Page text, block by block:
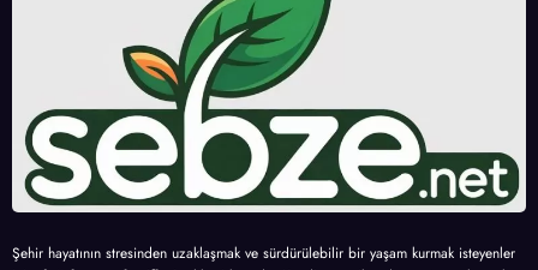
Şehir hayatının stresinden uzaklaşmak ve sürdürülebilir bir yaşam kurmak isteyenler